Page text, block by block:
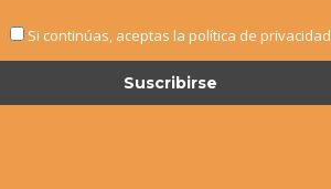
Si continúas, aceptas la política de privacidad